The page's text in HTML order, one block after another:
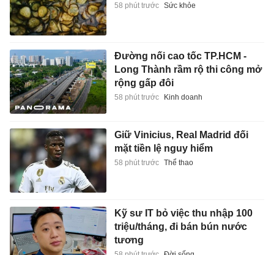
58 phút trước Sức khỏe
Đường nối cao tốc TP.HCM -
Long Thành rầm rộ thi công mở
rộng gấp đôi
58 phút trước Kinh doanh
Giữ Vinicius, Real Madrid đối
mặt tiền lệ nguy hiểm
58 phút trước Thể thao
Kỹ sư IT bỏ việc thu nhập 100
triệu/tháng, đi bán bún nước
tương